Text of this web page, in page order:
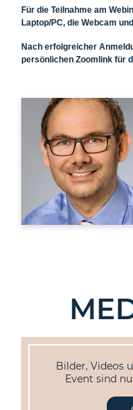
Für die Teilnahme am
Laptop/PC, die Webcam
Nach erfolgreicher
persönlichen Zoomlink für
Bilder, Videos
Event sind